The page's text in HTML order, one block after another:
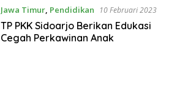
Jawa Timur, Pendidikan 10 Februari 2023
TP PKK Sidoarjo Berikan Edukasi
Cegah Perkawinan Anak